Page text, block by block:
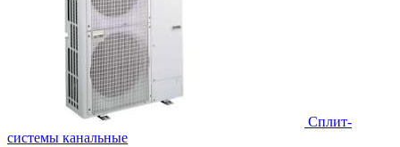
Сплит-
системы канальные